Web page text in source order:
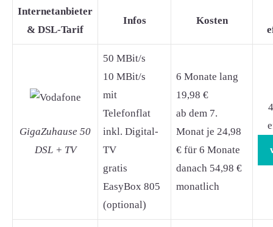
Internetanbieter
& DSL-Tarif
Infos Kosten
GigaZuhause 50
DSL + TV
50 MBit/s
10 MBit/s
mit
Telefonflat
inkl. Digital-
TV
gratis
EasyBox 805
(optional)
6 Monate lang
19,98 €
ab dem 7.
Monat je 24,98
€ für 6 Monate
danach 54,98 €
monatlich